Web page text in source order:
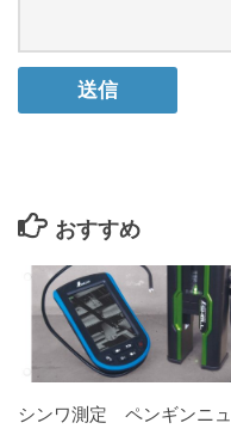
おすすめ
シンワ測定 ペンギンニュ